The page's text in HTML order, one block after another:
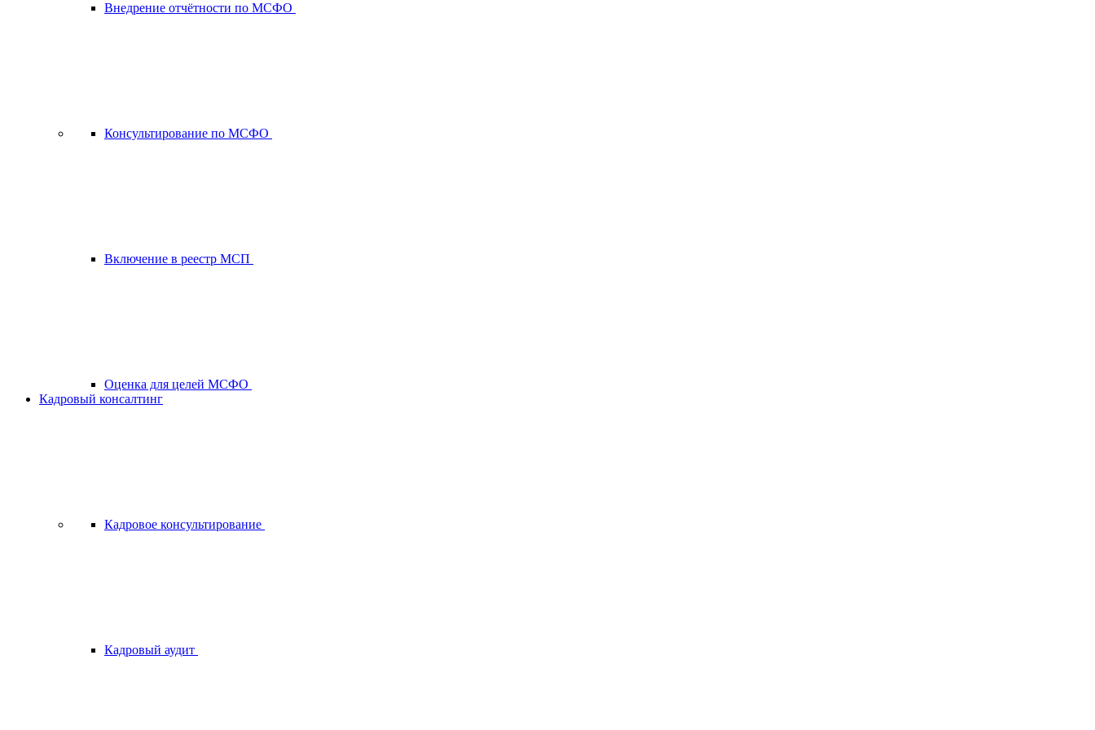
Внедрение отчётности по МСФО
Консультирование по МСФО
Включение в реестр МСП
Оценка для целей МСФО
Кадровый консалтинг
Кадровое консультирование
Кадровый аудит